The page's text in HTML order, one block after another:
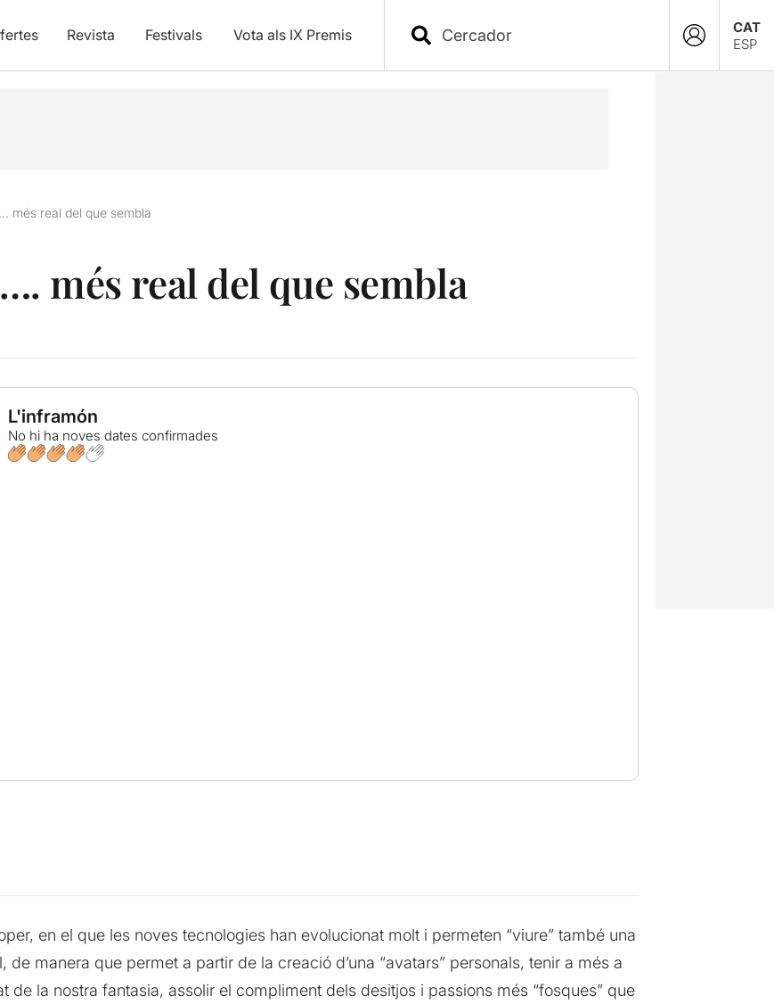
Revista Festivals Vota als IX Premis
CAT
ESP
més real del que sembla
més real del que sembla
L'inframón
No hi ha noves dates confirmades
en el que les noves tecnologies han evolucionat molt i permeten “viure” també una
manera que permet a partir de la creació d’una “avatars” personals, tenir a més a
de la nostra fantasia, assolir el compliment dels desitjos i passions més “fosques” que